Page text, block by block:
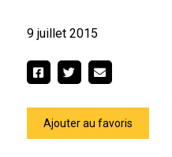
9 juillet 2015
Ajouter au favoris